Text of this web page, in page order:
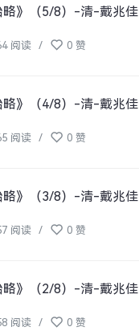
略》（5/8）-清-戴兆佳
阅读 / 0 赞
略》（4/8）-清-戴兆佳
阅读 / 0 赞
略》（3/8）-清-戴兆佳
阅读 / 0 赞
略》（2/8）-清-戴兆佳
阅读 / 0 赞